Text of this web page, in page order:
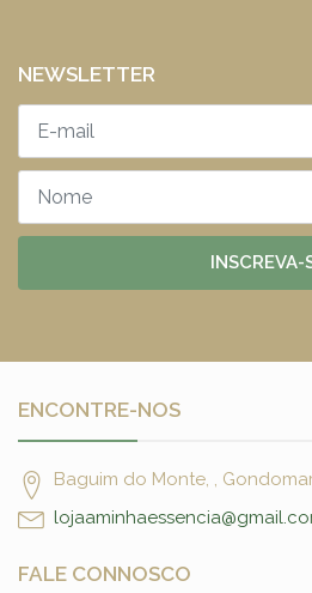
NEWSLETTER
INSCREVA-
ENCONTRE-NOS
Baguim do Monte, ,
FALE CONNOSCO